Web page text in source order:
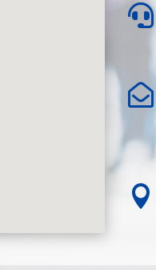


